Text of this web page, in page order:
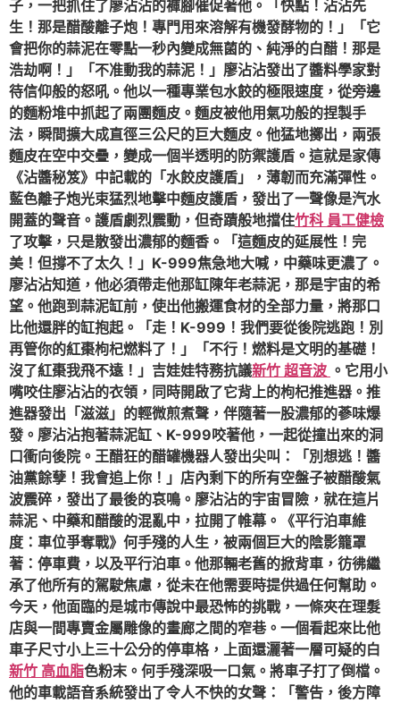
子，一把抓住了廖沾沾的褲腳催促著他。「快點！沾沾先
生！那是醋酸離子炮！專門用來溶解有機發酵物的！」「它
會把你的蒜泥在零點一秒內變成無菌的、純淨的白醋！那是
浩劫啊！」「不准動我的蒜泥！」廖沾沾發出了醬料學家對
待信仰般的怒吼。他以一種專業包水餃的極限速度，從旁邊
的麵粉堆中抓起了兩團麵皮。麵皮被他用氣功般的捏製手
法，瞬間擴大成直徑三公尺的巨大麵皮。他猛地擲出，兩張
麵皮在空中交疊，變成一個半透明的防禦護盾。這就是家傳
《沾醬秘笈》中記載的「水餃皮護盾」，薄韌而充滿彈性。
藍色離子炮光束猛烈地擊中麵皮護盾，發出了一聲像是汽水
開蓋的聲音。護盾劇烈震動，但奇蹟般地擋住竹科 員工健檢
了攻擊，只是散發出濃郁的麵香。「這麵皮的延展性！完
美！但撐不了太久！」K-999焦急地大喊，中藥味更濃了。
廖沾沾知道，他必須帶走他那缸陳年老蒜泥，那是宇宙的希
望。他跑到蒜泥缸前，使出他搬運食材的全部力量，將那口
比他還胖的缸抱起。「走！K-999！我們要從後院逃跑！別
再管你的紅棗枸杞燃料了！」「不行！燃料是文明的基礎！
沒了紅棗我飛不遠！」吉娃娃特務抗議新竹 超音波 。它用小
嘴咬住廖沾沾的衣領，同時開啟了它背上的枸杞推進器。推
進器發出「滋滋」的輕微煎煮聲，伴隨著一股濃郁的蔘味爆
發。廖沾沾抱著蒜泥缸、K-999咬著他，一起從撞出來的洞
口衝向後院。王醋狂的醋罐機器人發出尖叫：「別想逃！醬
油黨餘孽！我會追上你！」店內剩下的所有空盤子被醋酸氣
波震碎，發出了最後的哀鳴。廖沾沾的宇宙冒險，就在這片
蒜泥、中藥和醋酸的混亂中，拉開了帷幕。《平行泊車維
度：車位爭奪戰》何手殘的人生，被兩個巨大的陰影籠罩
著：停車費，以及平行泊車。他那輛老舊的掀背車，彷彿繼
承了他所有的駕駛焦慮，從未在他需要時提供過任何幫助。
今天，他面臨的是城市傳說中最恐怖的挑戰，一條夾在理髮
店與一間專賣金屬雕像的畫廊之間的窄巷。一個看起來比他
車子尺寸小上三十公分的停車格，上面還灑著一層可疑的白
新竹 高血脂色粉末。何手殘深吸一口氣。將車子打了倒檔。
他的車載語音系統發出了令人不快的女聲：「警告，後方障